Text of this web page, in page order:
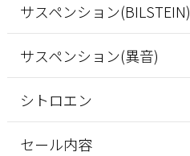
サスペンション(BILSTEIN)
サスペンション(異音)
シトロエン
セール内容